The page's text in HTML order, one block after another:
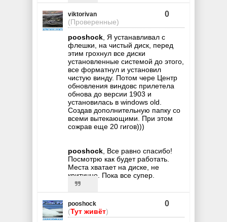
viktorivan
(Проверенные)
0
pooshock, Я устанавливал с
флешки, на чистый диск, перед
этим грохнул все диски
установленные системой до этого,
все форматнул и установил
чистую винду. Потом чере Центр
обновления виндовс прилетела
обнова до версии 1903 и
установилась в windows old.
Создав дополнительную папку со
всеми вытекающими. При этом
сожрав еще 20 гигов)))
pooshock, Все равно спасибо!
Посмотрю как будет работать.
Места хватает на диске, не
критично. Пока все супер.
pooshock
(Тут живёт)
0